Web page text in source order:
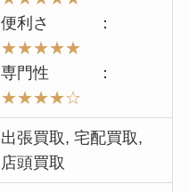
便利さ ：
★★★★★
専門性 ：
★★★★☆
出張買取, 宅配買取,
店頭買取